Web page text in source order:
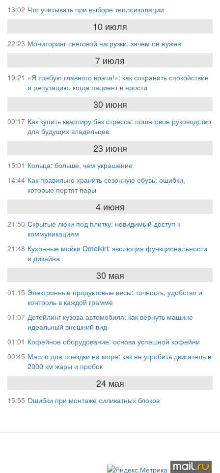
13:02 Что учитывать при выборе теплоизоляции
10 июля
22:23 Мониторинг снеговой нагрузки: зачем он нужен
7 июля
19:21 «Я требую главного врача!»: как сохранить спокойствие
и репутацию, когда пациент в ярости
30 июня
00:17 Как купить квартиру без стресса: пошаговое руководство
для будущих владельцев
23 июня
15:01 Кольца: больше, чем украшение
14:44 Как правильно хранить сезонную обувь: ошибки,
которые портят пары
4 июня
21:50 Скрытые люки под плитку: невидимый доступ к
коммуникациям
21:48 Кухонные мойки Omoikiri: эволюция функциональности
и дизайна
30 мая
01:15 Электронные продуктовые весы: точность, удобство и
контроль в каждой грамме
01:07 Детейлинг кузова автомобиля: как вернуть машине
идеальный внешний вид
01:01 Кофейное оборудование: основа успешной кофейни
00:45 Масло для поездки на море: как не угробить двигатель в
2000 км жары и пробок
24 мая
15:55 Ошибки при монтаже силикатных блоков